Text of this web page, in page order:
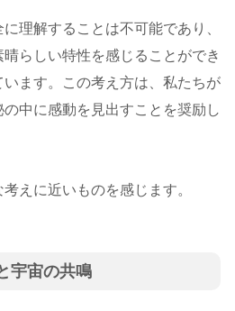
理解することは不可能であり、
らしい特性を感じることができ
ます。この考え方は、私たちが
中に感動を見出すことを奨励し
えに近いものを感じます。
宇宙の共鳴